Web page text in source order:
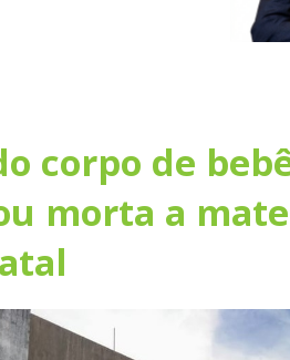
corpo de
morta a